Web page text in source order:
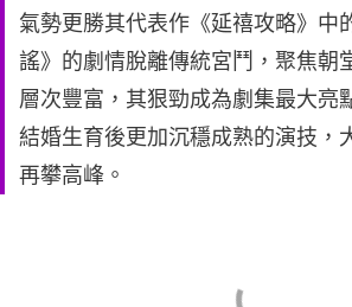
氣勢更勝其代表作《延禧攻略》中
謠》的劇情脫離傳統宮鬥，聚焦朝
層次豐富，其狠勁成為劇集最大亮
結婚生育後更加沉穩成熟的演技，
再攀高峰。